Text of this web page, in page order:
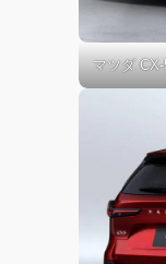
マツダ CX-